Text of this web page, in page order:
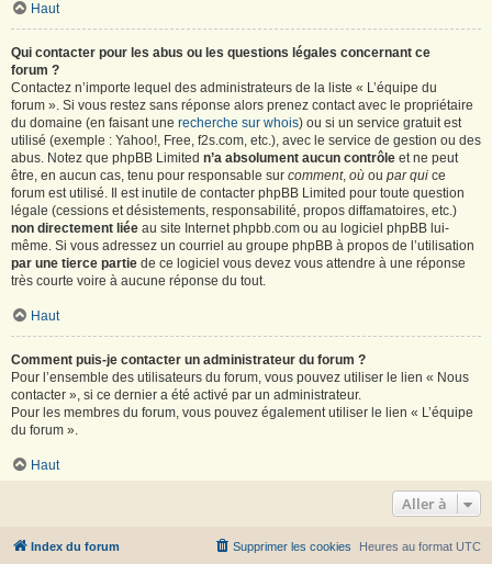
Haut
Qui contacter pour les abus ou les questions légales concernant ce
forum ?
Contactez n’importe lequel des administrateurs de la liste « L’équipe du
forum ». Si vous restez sans réponse alors prenez contact avec le propriétaire
du domaine (en faisant une recherche sur whois) ou si un service gratuit est
utilisé (exemple : Yahoo!, Free, f2s.com, etc.), avec le service de gestion ou des
abus. Notez que phpBB Limited n’a absolument aucun contrôle et ne peut
être, en aucun cas, tenu pour responsable sur comment, où ou par qui ce
forum est utilisé. Il est inutile de contacter phpBB Limited pour toute question
légale (cessions et désistements, responsabilité, propos diffamatoires, etc.)
non directement liée au site Internet phpbb.com ou au logiciel phpBB lui-
même. Si vous adressez un courriel au groupe phpBB à propos de l’utilisation
par une tierce partie de ce logiciel vous devez vous attendre à une réponse
très courte voire à aucune réponse du tout.
Haut
Comment puis-je contacter un administrateur du forum ?
Pour l’ensemble des utilisateurs du forum, vous pouvez utiliser le lien « Nous
contacter », si ce dernier a été activé par un administrateur.
Pour les membres du forum, vous pouvez également utiliser le lien « L’équipe
du forum ».
Haut
Aller à
Index du forum Heures au format UTC
Supprimer les cookies